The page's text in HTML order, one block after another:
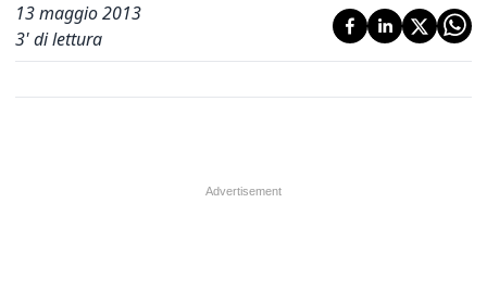
13 maggio 2013
3' di lettura